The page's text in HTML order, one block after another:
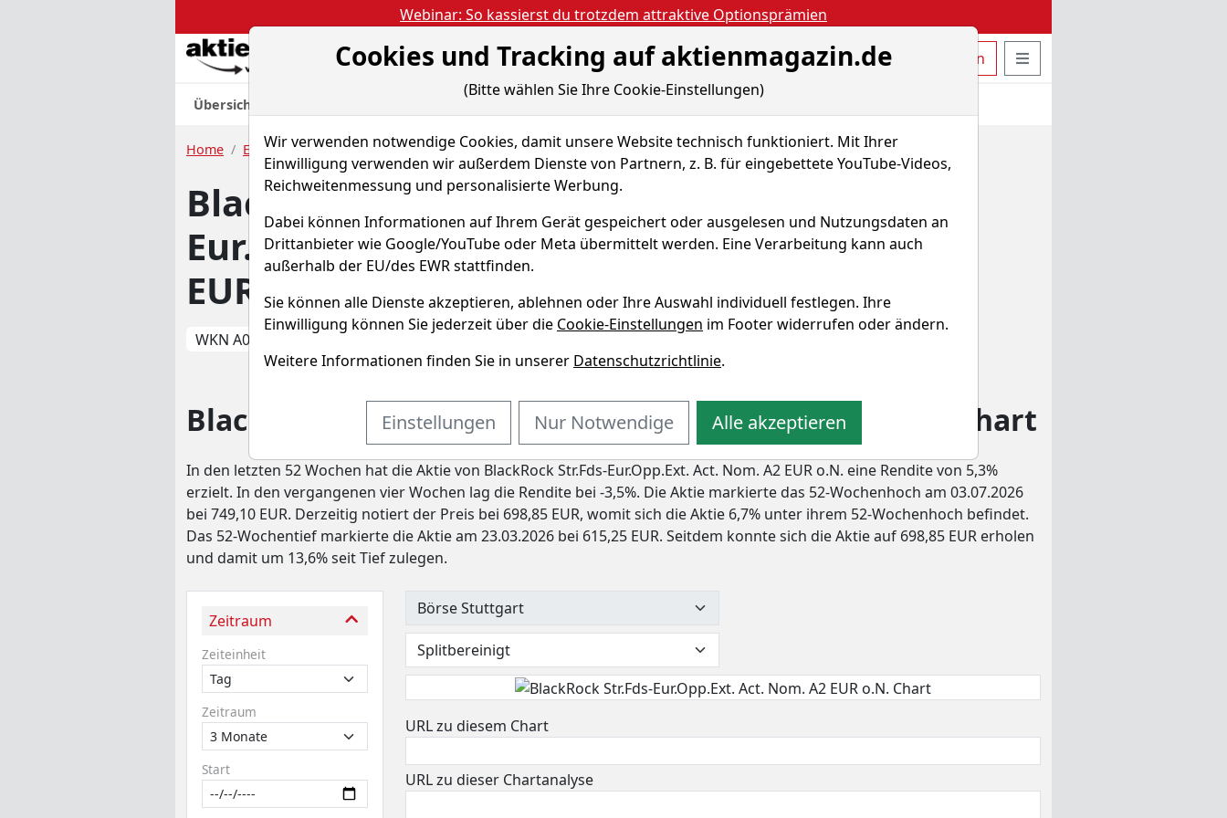
Webinar: So kassierst du trotzdem attraktive Optionsprämien
Aktien Nachrichten Magazine Aktien- und Artikelsuche öffnen
Gratis Account Bestellen Login Seitennavigation öffnen
Übersicht
Home ETFs BlackRock Str.Fds-Eur.Opp.Ext. Act. Nom. A2 EUR o.... Chart-Tool
BlackRock Str.Fds-
Eur.Opp.Ext. Act. Nom. A2
EUR o.N.
WKN A0MYJN ISIN LU0313923228
BlackRock Str.Fds-Eur.Opp.Ext. Act. Nom. A2 EUR o.N. Chart
In den letzten 52 Wochen hat die Aktie von BlackRock Str.Fds-Eur.Opp.Ext. Act. Nom. A2 EUR o.N. eine Rendite von 5,3%
erzielt. In den vergangenen vier Wochen lag die Rendite bei -3,5%. Die Aktie markierte das 52-Wochenhoch am 03.07.2026
bei 749,10 EUR. Derzeitig notiert der Preis bei 698,85 EUR, womit sich die Aktie 6,7% unter ihrem 52-Wochenhoch befindet.
Das 52-Wochentief markierte die Aktie am 23.03.2026 bei 615,25 EUR. Seitdem konnte sich die Aktie auf 698,85 EUR erholen
und damit um 13,6% seit Tief zulegen.
URL zu diesem Chart
URL zu dieser Chartanalyse
Zeitraum
Zeiteinheit
Zeitraum
Start
Cookies und Tracking auf aktienmagazin.de
(Bitte wählen Sie Ihre Cookie-Einstellungen)
Wir verwenden notwendige Cookies, damit unsere Website technisch funktioniert. Mit Ihrer
Einwilligung verwenden wir außerdem Dienste von Partnern, z. B. für eingebettete YouTube-Videos,
Reichweitenmessung und personalisierte Werbung.
Dabei können Informationen auf Ihrem Gerät gespeichert oder ausgelesen und Nutzungsdaten an
Drittanbieter wie Google/YouTube oder Meta übermittelt werden. Eine Verarbeitung kann auch
außerhalb der EU/des EWR stattfinden.
Sie können alle Dienste akzeptieren, ablehnen oder Ihre Auswahl individuell festlegen. Ihre
Einwilligung können Sie jederzeit über die Cookie-Einstellungen im Footer widerrufen oder ändern.
Weitere Informationen finden Sie in unserer Datenschutzrichtlinie.
Einstellungen Nur Notwendige Alle akzeptieren